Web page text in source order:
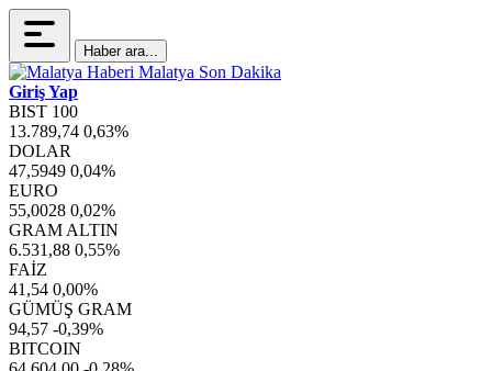
Haber ara...
Giriş Yap
BIST 100
13.789,74 0,63%
DOLAR
47,5949 0,04%
EURO
55,0028 0,02%
GRAM ALTIN
6.531,88 0,55%
FAİZ
41,54 0,00%
GÜMÜŞ GRAM
94,57 -0,39%
BITCOIN